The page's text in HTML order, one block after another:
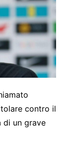
contro il
di un grave